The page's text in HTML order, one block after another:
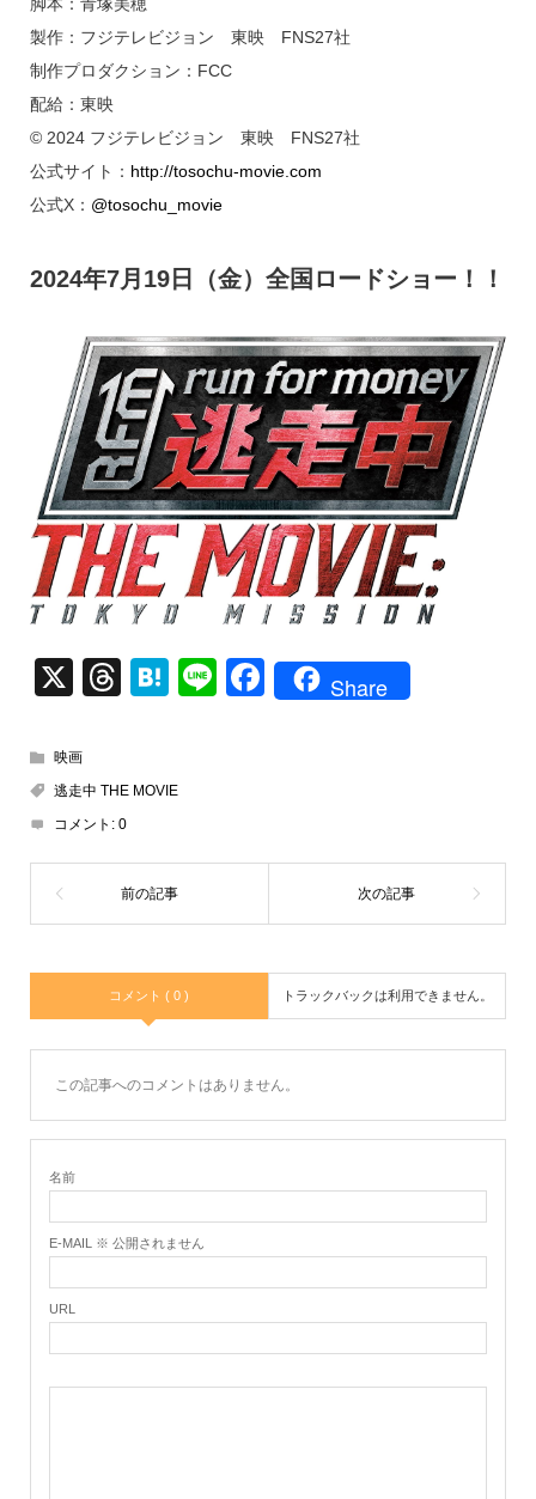
製作：フジテレビジョン 東映 FNS27社
制作プロダクション：FCC
配給：東映
© 2024 フジテレビジョン 東映 FNS27社
公式サイト： http://tosochu-movie.com
公式X： @tosochu_movie
2024年7月19日（金）全国ロードショー！！
X
T
a
d
s
H
n
Li
F
o
Share
映画
逃走中 THE MOVIE
コメント: 0
コメント ( 0 ) トラックバックは利用できません。
この記事へのコメントはありません。
名前
E-MAIL ※ 公開されません
URL